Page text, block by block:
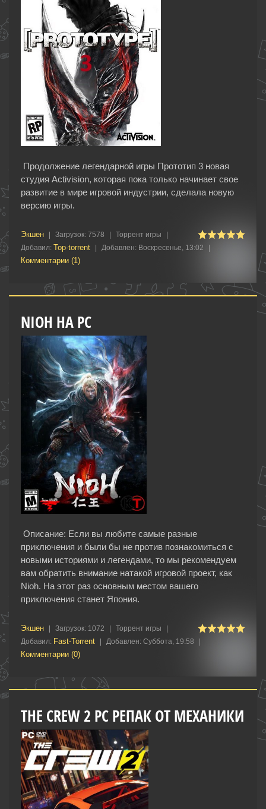
Продолжение легендарной игры Прототип 3 новая
студия Activision, которая пока только начинает свое
развитие в мире игровой индустрии, сделала новую
версию игры.
Экшен Загрузок: 7578 Торрент игры
Добавил: Top-torrent Добавлен: Воскресенье, 13:02
Комментарии (1)
NIOH НА PC
Описание: Если вы любите самые разные
приключения и были бы не против познакомиться с
новыми историями и легендами, то мы рекомендуем
вам обратить внимание натакой игровой проект, как
Nioh. На этот раз основным местом вашего
приключения станет Япония.
Экшен Загрузок: 1072 Торрент игры
Добавил: Fast-Torrent Добавлен: Суббота, 19:58
Комментарии (0)
THE CREW 2 PC РЕПАК ОТ МЕХАНИКИ